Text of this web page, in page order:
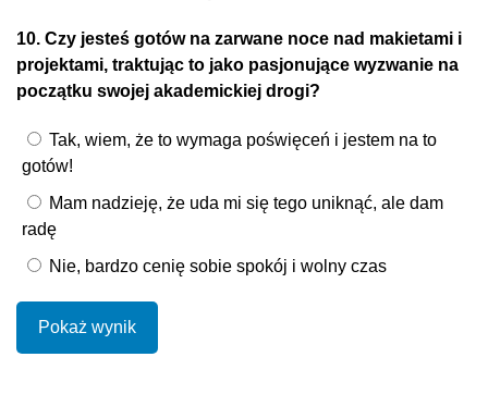
10. Czy jesteś gotów na zarwane noce nad makietami i
projektami, traktując to jako pasjonujące wyzwanie na
początku swojej akademickiej drogi?
Tak, wiem, że to wymaga poświęceń i jestem na to
gotów!
Mam nadzieję, że uda mi się tego uniknąć, ale dam
radę
Nie, bardzo cenię sobie spokój i wolny czas
Pokaż wynik